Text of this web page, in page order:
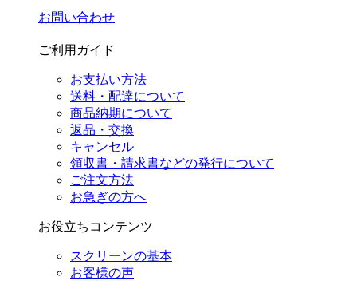
お問い合わせ
ご利用ガイド
お支払い方法
送料・配達について
商品納期について
返品・交換
キャンセル
領収書・請求書などの発行について
ご注文方法
お急ぎの方へ
お役立ちコンテンツ
スクリーンの基本
お客様の声